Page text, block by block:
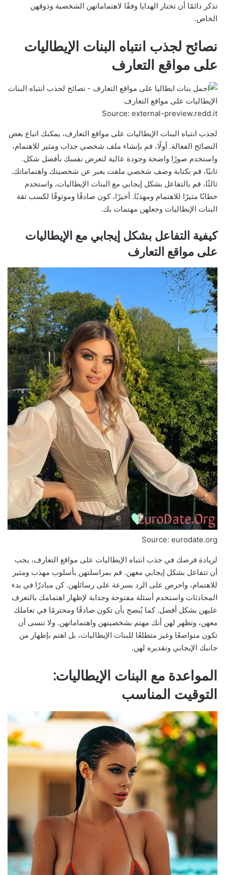
تذكر دائمًا أن تختار الهدايا وفقًا لاهتماماتهن الشخصية وذوقهن
الخاص.
نصائح لجذب انتباه البنات الإيطاليات
على مواقع التعارف
Source: external-preview.redd.it
لجذب انتباه البنات الإيطاليات على مواقع التعارف، يمكنك اتباع بعض
النصائح الفعالة. أولًا، قم بإنشاء ملف شخصي جذاب ومثير للاهتمام،
واستخدم صورًا واضحة وجودة عالية لتعرض نفسك بأفضل شكل.
ثانيًا، قم بكتابة وصف شخصي ملفت يعبر عن شخصيتك واهتماماتك.
ثالثًا، قم بالتفاعل بشكل إيجابي مع البنات الإيطاليات، واستخدم
خطابًا مثيرًا للاهتمام ومهذبًا. أخيرًا، كون صادقًا وموثوقًا لكسب ثقة
البنات الإيطاليات وجعلهن مهتمات بك.
كيفية التفاعل بشكل إيجابي مع الإيطاليات
على مواقع التعارف
Source: eurodate.org
لزيادة فرصك في جذب انتباه الإيطاليات على مواقع التعارف، يجب
أن تتفاعل بشكل إيجابي معهن. قم بمراسلتهن بأسلوب مهذب ومثير
للاهتمام، واحرص على الرد بسرعة على رسائلهن. كن مبادرًا في بدء
المحادثات واستخدم أسئلة مفتوحة وجذابة لإظهار اهتمامك بالتعرف
عليهن بشكل أفضل. كما يُنصح بأن تكون صادقًا ومحترمًا في تعاملك
معهن، وتظهر لهن أنك مهتم بشخصيتهن واهتماماتهن. ولا تنسى أن
تكون متواضعًا وغير متطلعًا للبنات الإيطاليات، بل اهتم بإظهار من
جانبك الإيجابي وتقديره لهن.
المواعدة مع البنات الإيطاليات:
التوقيت المناسب